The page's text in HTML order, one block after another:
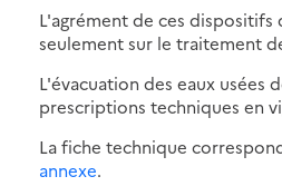
L'agrément de ces
seulement sur le traitement
L'évacuation des eaux usées
prescriptions techniques en
La fiche technique
annexe.